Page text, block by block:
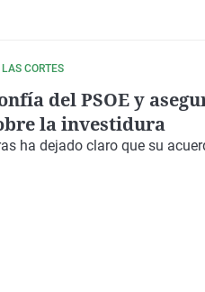
CORTES
del PSOE y
la investidura
ha dejado claro que su